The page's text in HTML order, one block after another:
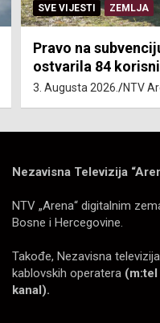
SVE VIJESTI ZEMLJA
Pravo na
ostvarila 84
3. Augusta 2026. NTV
Nezavisna Televizija
NTV „Arena“ digitalnim
Bosne i Hercegovine.
Takođe, Nezavisna
kablovskih operatera
kanal).